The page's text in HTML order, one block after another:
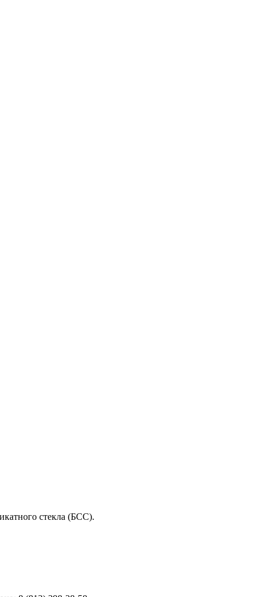
стекла (БСС).